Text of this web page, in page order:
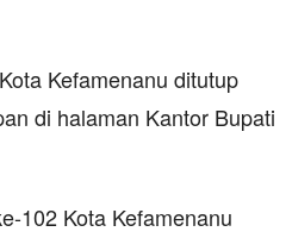
Kefamenanu ditutup
di halaman Kantor Bupati
102 Kota Kefamenanu